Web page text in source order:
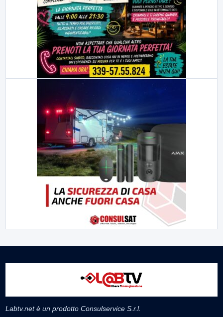
Labtv.net è un prodotto Consulservice S.r.l.